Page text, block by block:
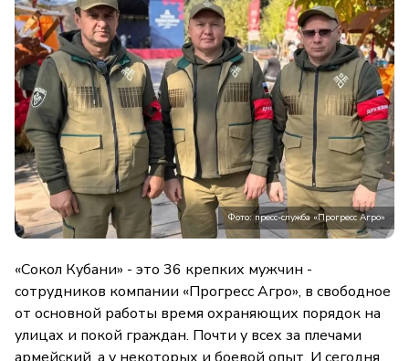
Фото: пресс-служба «Прогресс Агро»
«Сокол Кубани» - это 36 крепких мужчин -
сотрудников компании «Прогресс Агро», в свободное
от основной работы время охраняющих порядок на
улицах и покой граждан. Почти у всех за плечами